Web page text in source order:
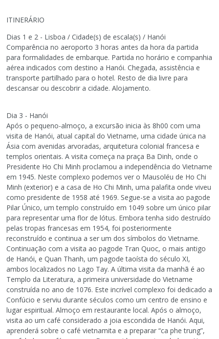
ITINERÁRIO
Dias 1 e 2 - Lisboa / Cidade(s) de escala(s) / Hanói
Comparência no aeroporto 3 horas antes da hora da partida
para formalidades de embarque. Partida no horário e companhia
aérea indicados com destino a Hanói. Chegada, assistência e
transporte partilhado para o hotel. Resto de dia livre para
descansar ou descobrir a cidade. Alojamento.
Dia 3 - Hanói
Após o pequeno-almoço, a excursão inicia às 8h00 com uma
visita de Hanói, atual capital do Vietname, uma cidade única na
Ásia com avenidas arvoradas, arquitetura colonial francesa e
templos orientais. A visita começa na praça Ba Dinh, onde o
Presidente Ho Chi Minh proclamou a independência do Vietname
em 1945. Neste complexo podemos ver o Mausoléu de Ho Chi
Minh (exterior) e a casa de Ho Chi Minh, uma palafita onde viveu
como presidente de 1958 até 1969. Segue-se a visita ao pagode
Pilar Único, um templo construído em 1049 sobre um único pilar
para representar uma flor de lótus. Embora tenha sido destruído
pelas tropas francesas em 1954, foi posteriormente
reconstruído e continua a ser um dos símbolos do Vietname.
Continuação com a visita ao pagode Tran Quoc, o mais antigo
de Hanói, e Quan Thanh, um pagode taoísta do século XI,
ambos localizados no Lago Tay. A última visita da manhã é ao
Templo da Literatura, a primeira universidade do Vietname
construída no ano de 1076. Este incrível complexo foi dedicado a
Confúcio e serviu durante séculos como um centro de ensino e
lugar espiritual. Almoço em restaurante local. Após o almoço,
visita ao um café considerado a joia escondida de Hanói. Aqui,
aprenderá sobre o café vietnamita e a preparar “ca phe trung”,